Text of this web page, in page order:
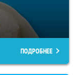
ПОДРОБНЕЕ